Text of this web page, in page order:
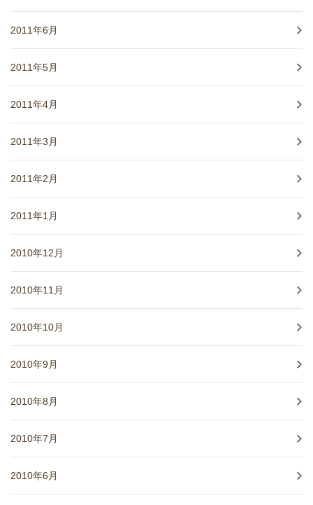
2011年6月
2011年5月
2011年4月
2011年3月
2011年2月
2011年1月
2010年12月
2010年11月
2010年10月
2010年9月
2010年8月
2010年7月
2010年6月